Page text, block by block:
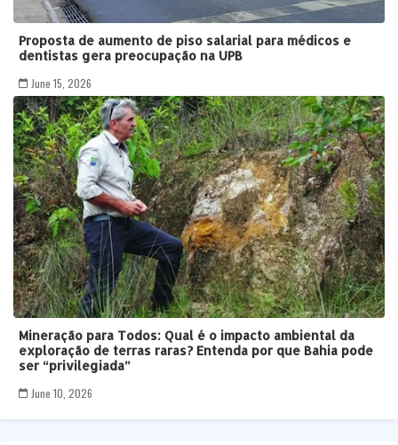
Proposta de aumento de piso salarial para médicos e
dentistas gera preocupação na UPB
June 15, 2026
Mineração para Todos: Qual é o impacto ambiental da
exploração de terras raras? Entenda por que Bahia pode
ser “privilegiada”
June 10, 2026